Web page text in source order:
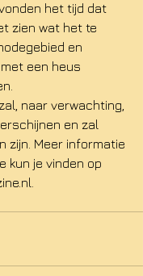
het tijd dat
zien wat het te
en
een heus
naar verwachting,
en zal
zijn. Meer informatie
kun je vinden op